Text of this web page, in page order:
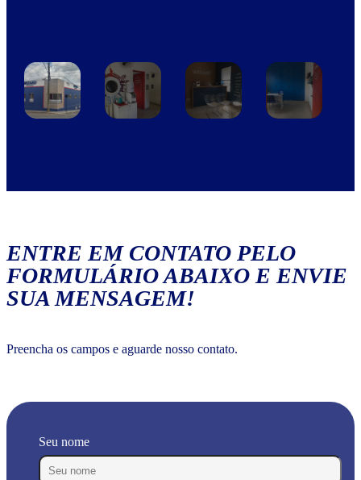
ENTRE EM CONTATO PELO
FORMULÁRIO ABAIXO E ENVIE
SUA MENSAGEM!
Preencha os campos e aguarde nosso contato.
Seu nome